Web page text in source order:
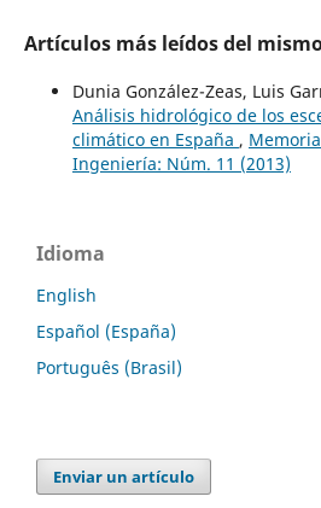
Artículos más leídos del
Dunia González-Zeas, Luis
Análisis hidrológico de los
climático en España ,
Ingeniería: Núm. 11 (2013)
Idioma
English
Español (España)
Português (Brasil)
Enviar un artículo